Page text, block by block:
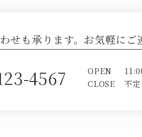
せも承ります。お気軽にご
4567 OPEN
CLOSE
不